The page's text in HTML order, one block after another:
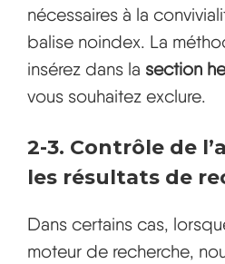
nécessaires à la
balise noindex. La
insérez dans la section
vous souhaitez exclure.
2-3. Contrôle de
les résultats de
Dans certains cas,
moteur de recherche,